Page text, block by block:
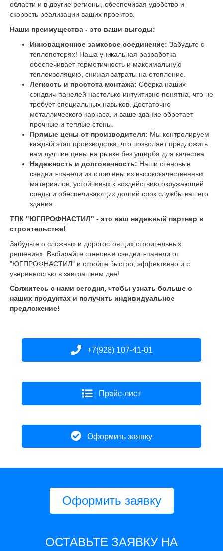
области и в другие регионы, обеспечивая удобство и
скорость реализации ваших проектов.
Наши преимущества - это ваши выгоды:
Инновационное замковое соединение: Забудьте о
теплопотерях! Наша уникальная разработка
обеспечивает герметичность и максимальную
теплоизоляцию, снижая затраты на отопление.
Легкость и простота монтажа: Сборка наших
сэндвич-панелей настолько интуитивно понятна, что не
требует специальных навыков. Достаточно
металлического каркаса, и ваше здание обретает
прочные и теплые стены.
Прямые цены от производителя: Мы контролируем
каждый этап производства, что позволяет предложить
вам лучшие цены на рынке без ущерба для качества.
Надежность и долговечность: Наши стеновые
сэндвич-панели изготовлены из высококачественных
материалов, устойчивых к воздействию окружающей
среды и обеспечивающих долгий срок службы вашего
здания.
ТПК "ЮГПРОФНАСТИЛ" - это ваш надежный партнер в
строительстве!
Забудьте о сложных и дорогостоящих строительных
решениях. Выбирайте стеновые сэндвич-панели от
"ЮГПРОФНАСТИЛ" и стройте быстро, эффективно и с
уверенностью в завтрашнем дне!
Свяжитесь с нами сегодня, чтобы узнать больше о
наших продуктах и получить индивидуальное
предложение!
+7(928) 107-41-01
Прайс-лист
Оформить заявку
Оформить заявку
ОСТАВЬТЕ ЗАЯВКУ НА